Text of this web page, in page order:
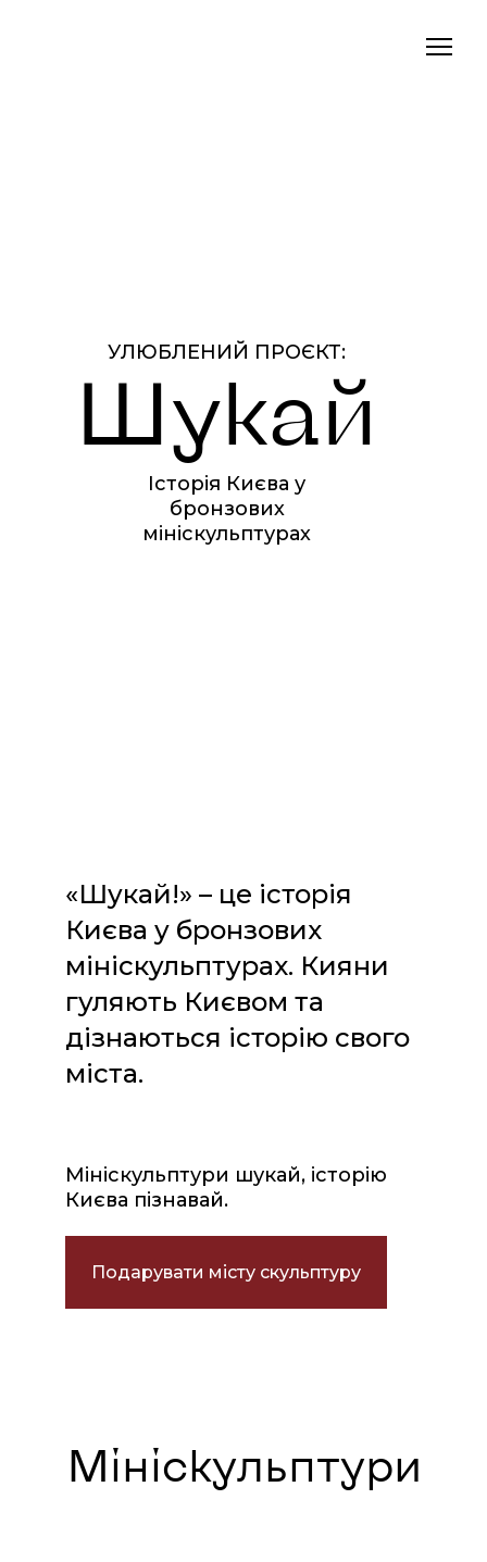
Шукай
УЛЮБЛЕНИЙ ПРОЄКТ:
Історія Києва у
бронзових
мініскульптурах
«Шукай!» – це історія
Києва у бронзових
мініскульптурах. Кияни
гуляють Києвом та
дізнаються історію свого
міста.
Подарувати місту скульптуру
Мініскульптури шукай, історію
Києва пізнавай.
Мініскульптури